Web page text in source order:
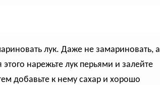
лук. Даже не замариновать, а
нарежьте лук перьями и залейте
добавьте к нему сахар и хорошо